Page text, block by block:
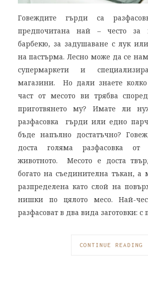
Говеждите гърди са
предпочитана най – често за
барбекю, за задушаване с лук
на пастърма. Лесно може да се
супермаркети и
магазини. Но дали знаете
част от месото ви трябва
приготвянето му? Имате ли
разфасовка гърди или едно
бъде напълно достатъчно?
доста голяма разфасовка
животното. Месото е доста
богато на съединителна тъкан, а
разпределена като слой на
нишки по цялото месо. Най-
разфасоват в два вида заготовки: с
CONTINUE READING